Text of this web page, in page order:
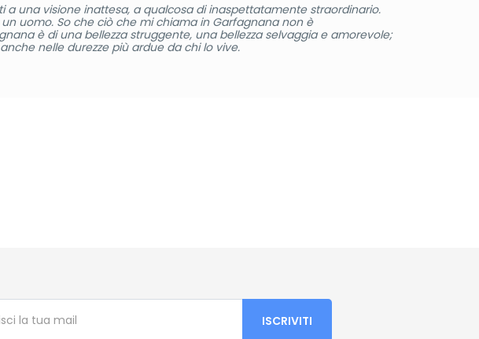
una visione inattesa, a qualcosa di inaspettatamente straordinario.
uomo. So che ciò che mi chiama in Garfagnana non è
è di una bellezza struggente, una bellezza selvaggia e amorevole;
nelle durezze più ardue da chi lo vive.